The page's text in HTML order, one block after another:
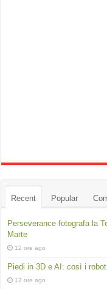
Recent Popular
Perseverance fotografa la
Marte
12 ore ago
Piedi in 3D e AI: così i
12 ore ago